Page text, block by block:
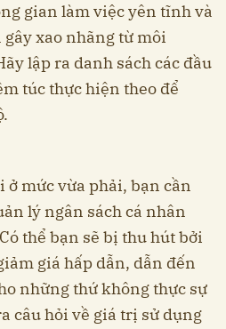
gian làm việc yên tĩnh và
xao nhãng từ môi
lập ra danh sách các đầu
túc thực hiện theo để
mức vừa phải, bạn cần
lý ngân sách cá nhân
thể bạn sẽ bị thu hút bởi
giá hấp dẫn, dẫn đến
những thứ không thực sự
câu hỏi về giá trị sử dụng